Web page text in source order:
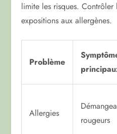
limite les risques. Contrôler
expositions aux allergènes.
Problème
Allergies
rougeurs